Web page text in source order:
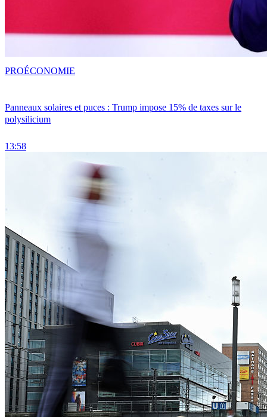
Panneaux solaires et puces : Trump impose 15% de taxes sur le
polysilicium
13:58
PROÉCONOMIE